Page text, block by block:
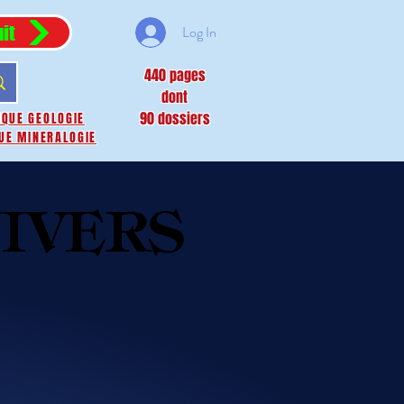
Log In
GEOLOGIE
MINERALOGIE
440 pages
dont
90 dossiers